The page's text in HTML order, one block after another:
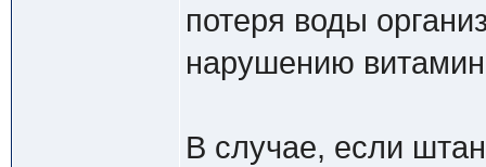
потеря воды
нарушению
В случае, если